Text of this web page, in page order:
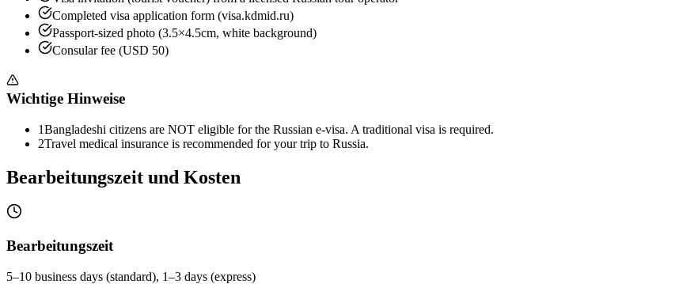
Completed visa application form (visa.kdmid.ru)
Passport-sized photo (3.5×4.5cm, white background)
Consular fee (USD 50)
Wichtige Hinweise
1Bangladeshi citizens are NOT eligible for the Russian e-visa. A traditional visa is required.
2Travel medical insurance is recommended for your trip to Russia.
Bearbeitungszeit und Kosten
Bearbeitungszeit
5–10 business days (standard), 1–3 days (express)